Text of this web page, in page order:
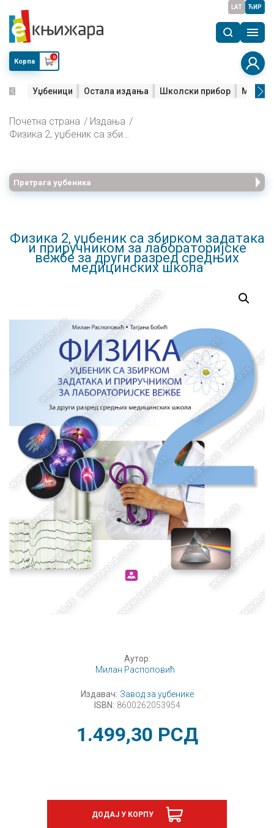
LAT ЋИР
Корпа
0
Уџбеници Остала издања Школски прибор Мала
Почетна страна
Издања
Физика 2, уџбеник са збирком задатака и приручником за лабораторијске вежбе за други разред средњих медицинских школа
Претрага уџбеника
Физика 2, уџбеник са збирком задатака
и приручником за лабораторијске
вежбе за други разред средњих
медицинских школа
Аутор:
Милан Распоповић
Издавач: Завод за уџбенике
ISBN: 8600262053954
1.499,30 РСД
ДОДАЈ У КОРПУ